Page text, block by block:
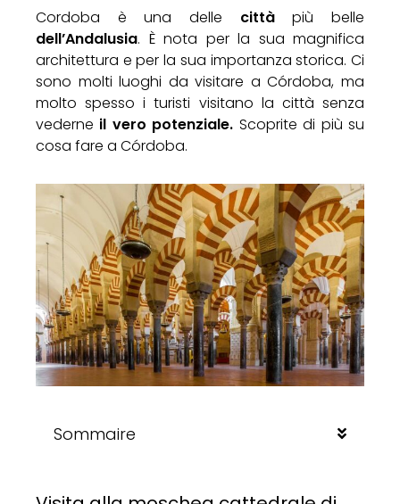
Cordoba è una delle cittàpiù belle
dell’Andalusia. È nota per la sua magnifica
architettura e per la sua importanza storica. Ci
sono molti luoghi da visitare a Córdoba, ma
molto spesso i turisti visitano la città senza
vederne il vero potenziale. Scoprite di più su
cosa fare a Córdoba.
Sommaire